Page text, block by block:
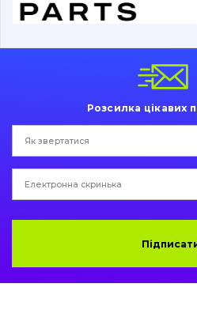
Болти, гайки і елементи кріплення
Коронки, зуби, адаптери, пальці,
Подушки амортизаційні
Пальці та Втулки
написати
листа
Розсилка цікавих